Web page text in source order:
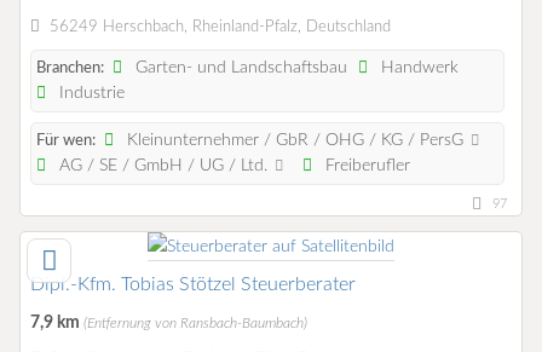
56249 Herschbach, Rheinland-Pfalz, Deutschland
Branchen: Garten- und Landschaftsbau
Handwerk
Industrie
Für wen:
Kleinunternehmer / GbR / OHG / KG / PersG
AG / SE / GmbH / UG / Ltd.
Freiberufler
97
Dipl.-Kfm. Tobias Stötzel Steuerberater
7,9 km (Entfernung von Ransbach-Baumbach)